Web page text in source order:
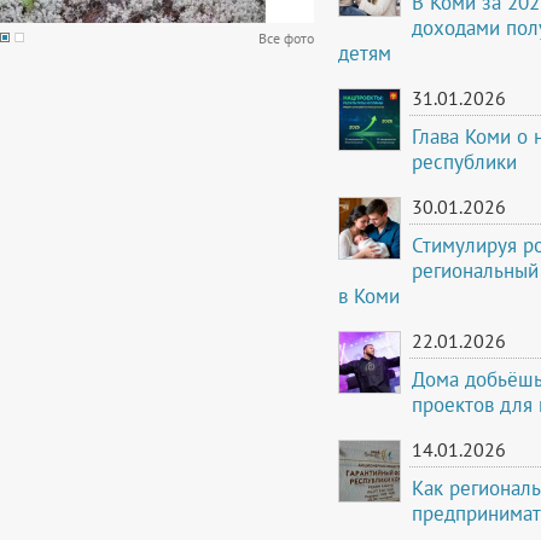
Все фото
доходами
детям
31.01.2026
Глава Коми о
республики
30.01.2026
Стимулируя
в Коми
22.01.2026
Дома
проектов
14.01.2026
Как